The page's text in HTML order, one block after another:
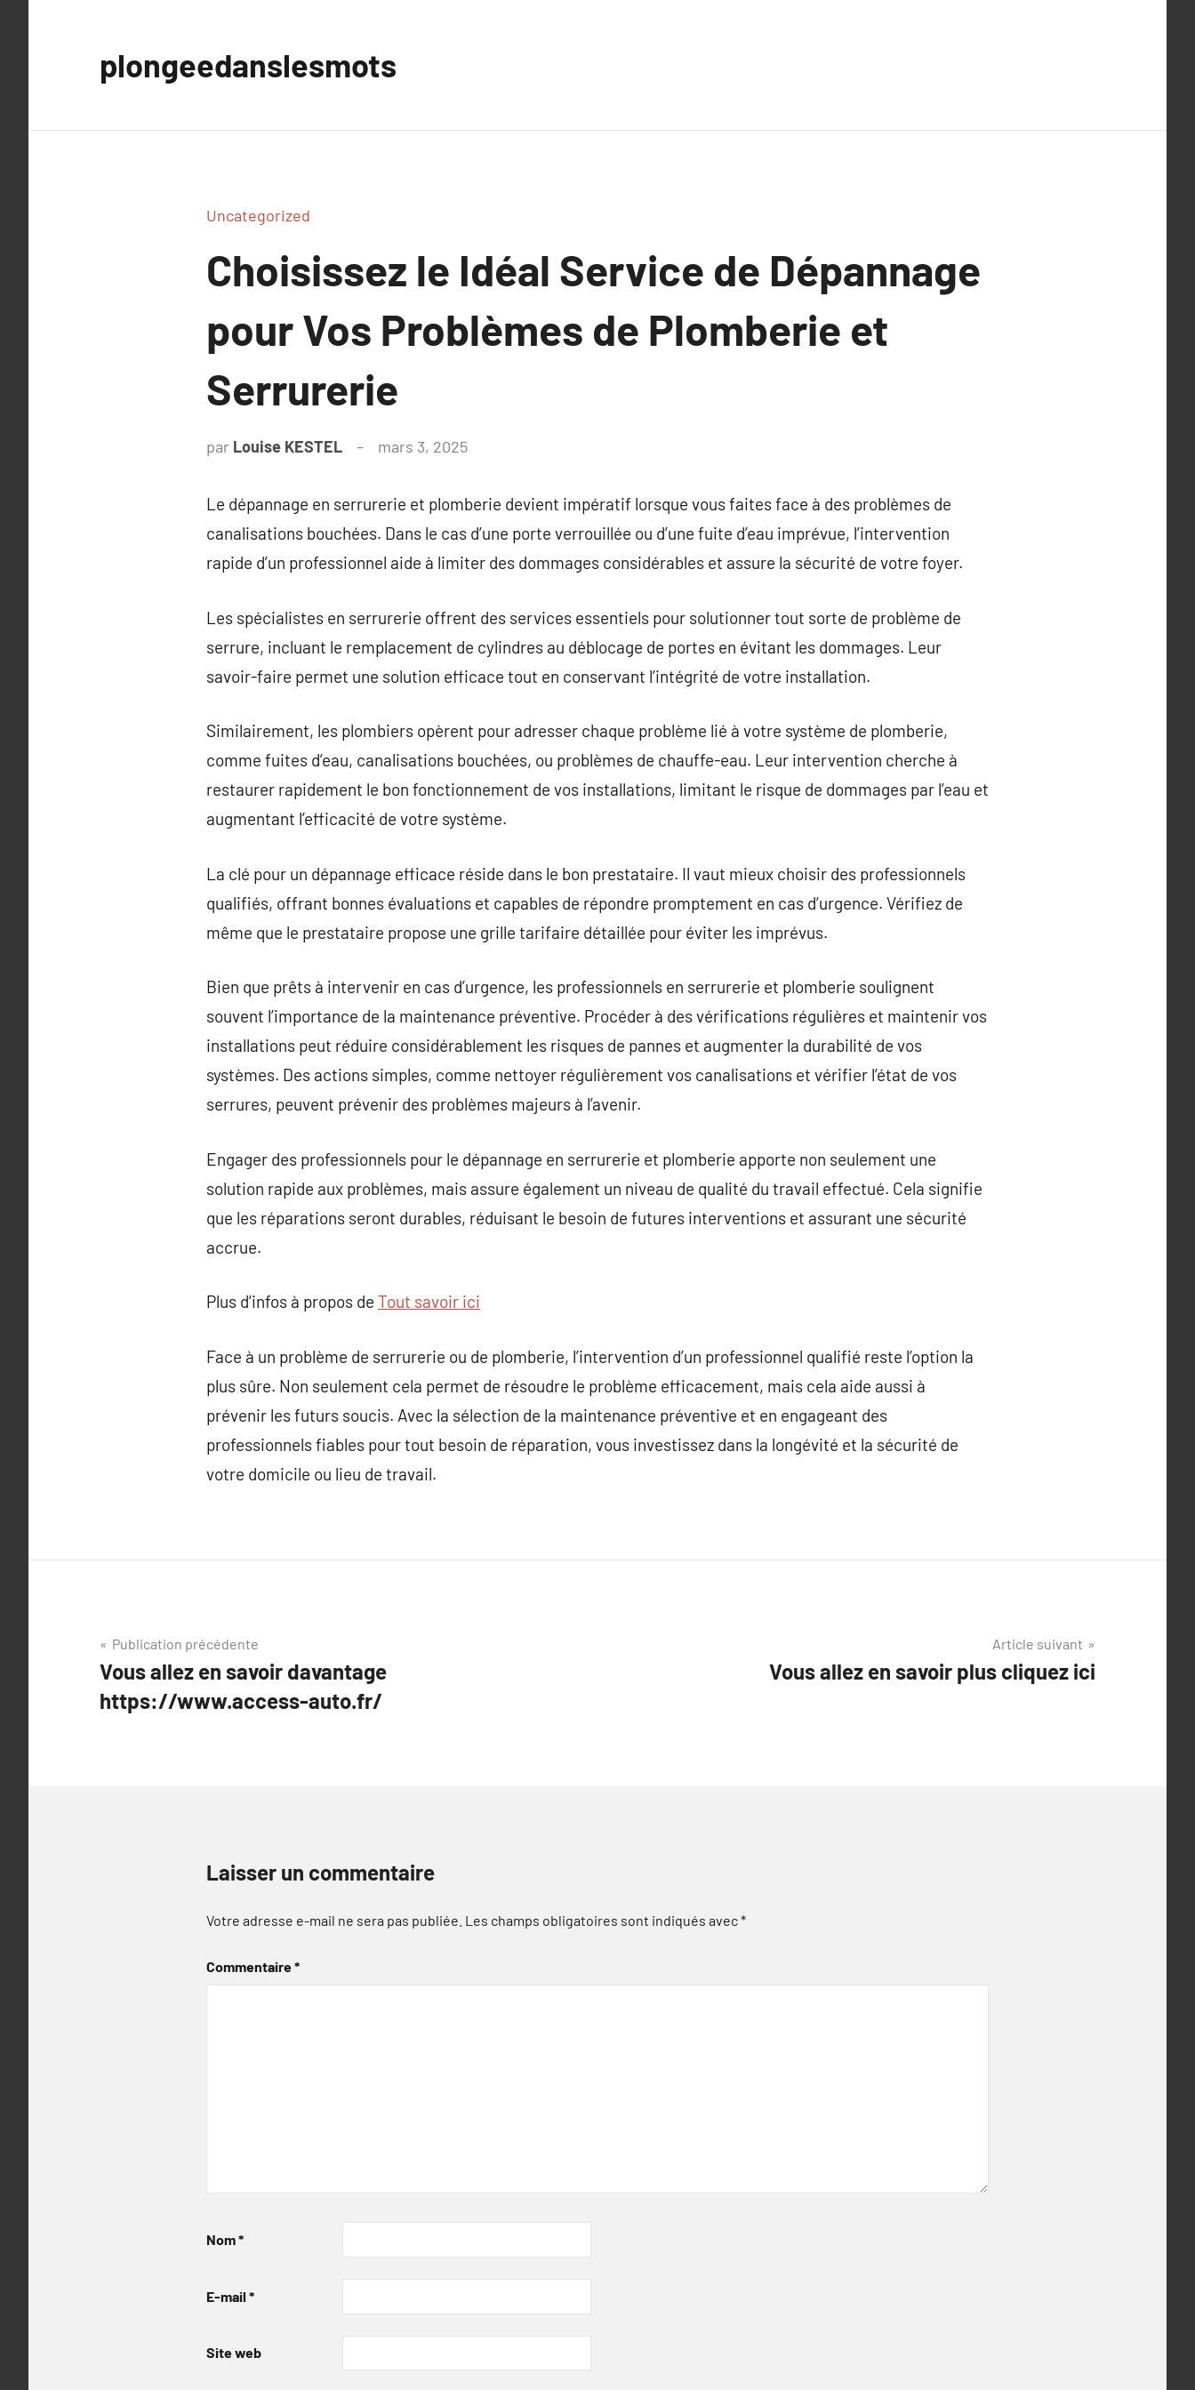
plongeedanslesmots
Uncategorized
Choisissez le Idéal Service de Dépannage
pour Vos Problèmes de Plomberie et
Serrurerie
par Louise KESTEL mars 3, 2025
Le dépannage en serrurerie et plomberie devient impératif lorsque vous faites face à des problèmes de
canalisations bouchées. Dans le cas d’une porte verrouillée ou d’une fuite d’eau imprévue, l’intervention
rapide d’un professionnel aide à limiter des dommages considérables et assure la sécurité de votre foyer.
Les spécialistes en serrurerie offrent des services essentiels pour solutionner tout sorte de problème de
serrure, incluant le remplacement de cylindres au déblocage de portes en évitant les dommages. Leur
savoir-faire permet une solution efficace tout en conservant l’intégrité de votre installation.
Similairement, les plombiers opèrent pour adresser chaque problème lié à votre système de plomberie,
comme fuites d’eau, canalisations bouchées, ou problèmes de chauffe-eau. Leur intervention cherche à
restaurer rapidement le bon fonctionnement de vos installations, limitant le risque de dommages par l’eau et
augmentant l’efficacité de votre système.
La clé pour un dépannage efficace réside dans le bon prestataire. Il vaut mieux choisir des professionnels
qualifiés, offrant bonnes évaluations et capables de répondre promptement en cas d’urgence. Vérifiez de
même que le prestataire propose une grille tarifaire détaillée pour éviter les imprévus.
Bien que prêts à intervenir en cas d’urgence, les professionnels en serrurerie et plomberie soulignent
souvent l’importance de la maintenance préventive. Procéder à des vérifications régulières et maintenir vos
installations peut réduire considérablement les risques de pannes et augmenter la durabilité de vos
systèmes. Des actions simples, comme nettoyer régulièrement vos canalisations et vérifier l’état de vos
serrures, peuvent prévenir des problèmes majeurs à l’avenir.
Engager des professionnels pour le dépannage en serrurerie et plomberie apporte non seulement une
solution rapide aux problèmes, mais assure également un niveau de qualité du travail effectué. Cela signifie
que les réparations seront durables, réduisant le besoin de futures interventions et assurant une sécurité
accrue.
Plus d’infos à propos de Tout savoir ici
Face à un problème de serrurerie ou de plomberie, l’intervention d’un professionnel qualifié reste l’option la
plus sûre. Non seulement cela permet de résoudre le problème efficacement, mais cela aide aussi à
prévenir les futurs soucis. Avec la sélection de la maintenance préventive et en engageant des
professionnels fiables pour tout besoin de réparation, vous investissez dans la longévité et la sécurité de
votre domicile ou lieu de travail.
Navigation
de
l’article
Publication précédente
Vous allez en savoir davantage
https://www.access-auto.fr/
Article suivant
Vous allez en savoir plus cliquez ici
Laisser un commentaire
Votre adresse e-mail ne sera pas publiée. Les champs obligatoires sont indiqués avec*
Commentaire*
Nom*
E-mail *
Site web